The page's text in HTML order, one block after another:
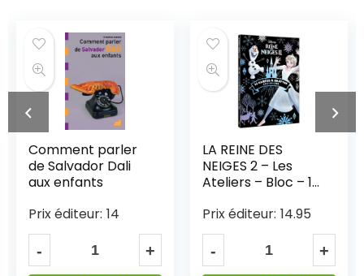
Comment parler
de Salvador Dali
aux enfants
Prix éditeur: 14
LA REINE DES
NEIGES 2 – Les
Ateliers – Bloc – 12
arc-en-ciel –
Disney
Prix éditeur: 14.95